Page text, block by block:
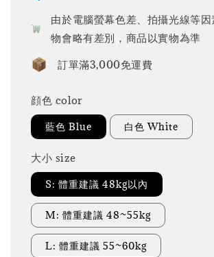
由於電腦螢幕色差、拍攝光線等
物會略有差別，商品以實物為準
訂單滿3,000免運費
顔色 color
藍色 Blue 白色 White
大小 size
S: 體重建議 48kg以內
M: 體重建議 48~55kg
L: 體重建議 55~60kg